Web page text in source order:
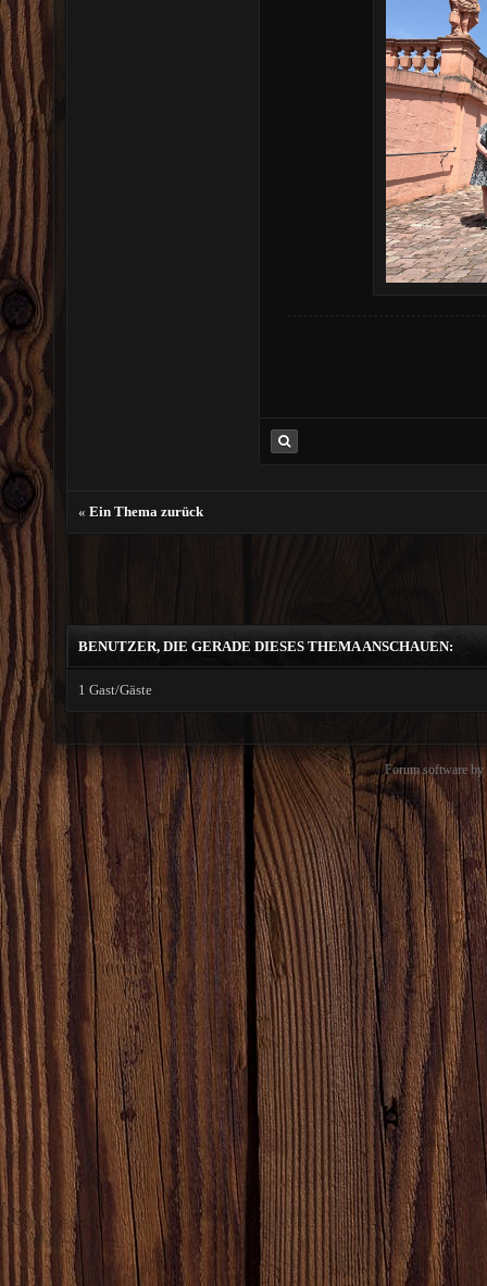
« Ein Thema zurück
BENUTZER, DIE GERADE DIESES THEMA ANSCHAUEN:
1 Gast/Gäste
Forum software